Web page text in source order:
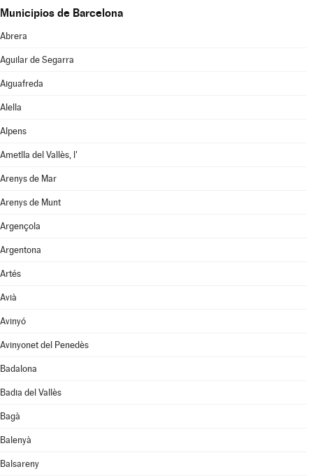
Municipios de Barcelona
Abrera
Aguilar de Segarra
Aiguafreda
Alella
Alpens
Ametlla del Vallès, l'
Arenys de Mar
Arenys de Munt
Argençola
Argentona
Artés
Avià
Avinyó
Avinyonet del Penedès
Badalona
Badia del Vallès
Bagà
Balenyà
Balsareny